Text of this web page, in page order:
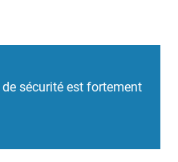
de sécurité est fortement